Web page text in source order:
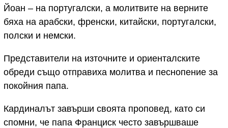
Йоан – на португалски, а молитвите на верните
бяха на арабски, френски, китайски, португалски,
полски и немски.
Представители на източните и ориенталските
обреди също отправиха молитва и песнопение за
покойния папа.
Кардиналът завърши своята проповед, като си
спомни, че папа Франциск често завършваше